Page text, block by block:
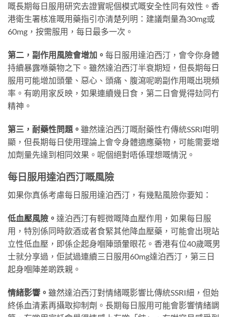
嘅長期每日服用研究去證實呢個模式嘅安全性同有效性。香
港衛生署核准嘅用藥指引亦清楚列明：建議劑量為30mg或
60mg，按需服用，每日最多一次。
第二，副作用風險會增加。 每日服用達泊西汀，會令你身體
持續暴露喺藥物之下。雖然達泊西汀半衰期短，但長期每日
服用可能增加頭暈、惡心、頭痛、腹瀉呢啲副作用嘅出現頻
率。有啲用家反映，如果連續幾日食，第二日會覺得攰同冇
精神。
第三，耐藥性問題。 雖然達泊西汀嘅耐藥性冇傳統SSRI咁明
顯，但長期每日使用理論上會令身體適應藥物，可能需要增
加劑量先達到相同效果。呢個絕對唔係理想嘅情況。
每日服用達泊西汀嘅風險
如果你真係考慮每日服用達泊西汀，有幾點風險你要知：
低血壓風險。 達泊西汀有輕微嘅降血壓作用，如果每日服
用，特別係同時飲酒或者食緊其他降血壓藥，可能會出現站
立性低血壓，即係企起身嗰陣頭暈眼花。香港有位40歲嘅男
士就分享過，佢試過連續三日服用60mg達泊西汀，第三日
起身嗰陣差啲跌親。
情緒影響。 雖然達泊西汀對情緒嘅影響比傳統SSRI細，但始
終係血清素再攝取抑制劑。長期每日服用可能會影響情緒調